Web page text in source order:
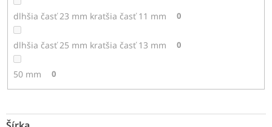
dlhšia časť 23 mm kratšia časť 11 mm 0
dlhšia časť 25 mm kratšia časť 13 mm 0
50 mm 0